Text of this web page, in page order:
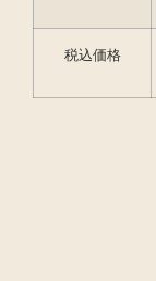
税込価格